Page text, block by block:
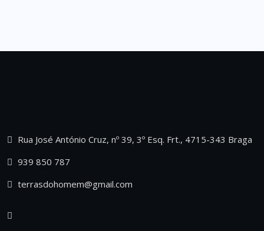
Rua José António Cruz, nº 39, 3º Esq. Frt., 4715-343 Braga
939 850 787
terrasdohomem@gmail.com